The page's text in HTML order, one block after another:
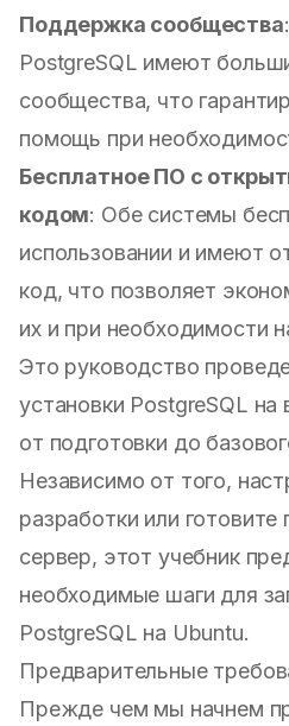
Поддержка сообщества
PostgreSQL имеют
сообщества, что
помощь при
Бесплатное ПО с
кодом: Обе системы
использовании и имеют
код, что позволяет
их и при необходимости
Это руководство
установки PostgreSQL
от подготовки до
Независимо от того,
разработки или
сервер, этот учебник
необходимые шаги для
PostgreSQL на Ubuntu.
Предварительные
Прежде чем мы начнем